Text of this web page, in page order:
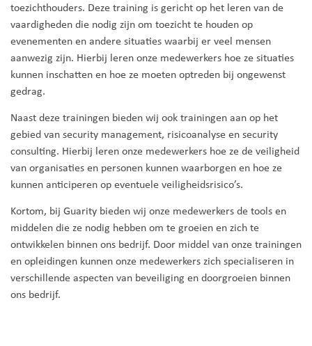
toezichthouders. Deze training is gericht op het leren van de
vaardigheden die nodig zijn om toezicht te houden op
evenementen en andere situaties waarbij er veel mensen
aanwezig zijn. Hierbij leren onze medewerkers hoe ze situaties
kunnen inschatten en hoe ze moeten optreden bij ongewenst
gedrag.
Naast deze trainingen bieden wij ook trainingen aan op het
gebied van security management, risicoanalyse en security
consulting. Hierbij leren onze medewerkers hoe ze de veiligheid
van organisaties en personen kunnen waarborgen en hoe ze
kunnen anticiperen op eventuele veiligheidsrisico’s.
Kortom, bij Guarity bieden wij onze medewerkers de tools en
middelen die ze nodig hebben om te groeien en zich te
ontwikkelen binnen ons bedrijf. Door middel van onze trainingen
en opleidingen kunnen onze medewerkers zich specialiseren in
verschillende aspecten van beveiliging en doorgroeien binnen
ons bedrijf.